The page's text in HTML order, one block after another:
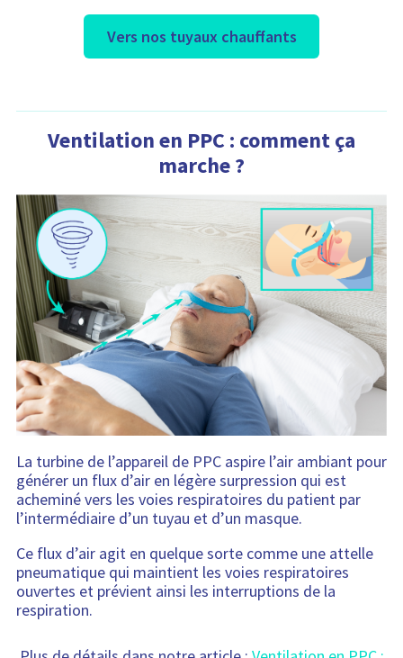
Vers nos tuyaux chauffants
Ventilation en PPC : comment ça
marche ?
La turbine de l’appareil de PPC aspire l’air ambiant pour
générer un flux d’air en légère surpression qui est
acheminé vers les voies respiratoires du patient par
l’intermédiaire d’un tuyau et d’un masque.
Ce flux d’air agit en quelque sorte comme une attelle
pneumatique qui maintient les voies respiratoires
ouvertes et prévient ainsi les interruptions de la
respiration.